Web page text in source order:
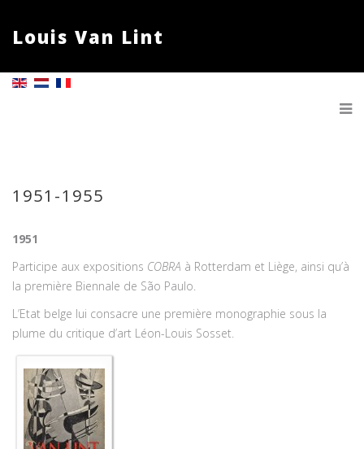
Louis Van Lint
1951-1955
1951
Participe aux expositions COBRA à Rotterdam et Liège, ainsi qu’à
la première Biennale de São Paulo.
L’Etat belge lui consacre une première monographie sous la
plume du critique d’art Léon-Louis Sosset.